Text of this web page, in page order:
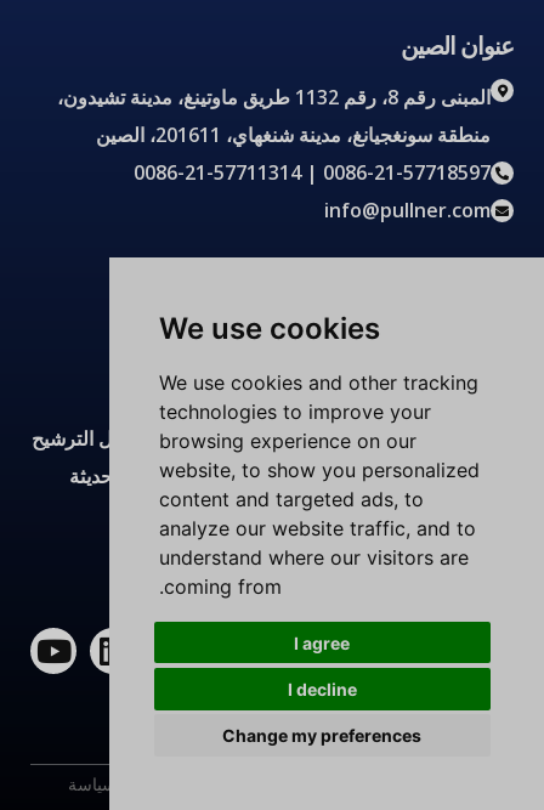
We use cookies
We use cookies and other tracking
technologies to improve your
browsing experience on our
website, to show you personalized
content and targeted ads, to
analyze our website traffic, and to
understand where our visitors are
coming from.
I agree
I decline
Change my preferences
تقوم شركة شنغهاي بولنر بتطوير وتصنيع وتوريد حلول الترشيح
المتقدمة من خلال إنتاج غرف الأبحاث والمختبرات الحديثة
والمعدات القوية والفرق الفنية الخبيرة.
الأعلى تقييماً على موقع Trustpilot
ي
س
ب
ك
س
ل
ي
د
إ
ي
و
و
عنوان الصين
المبنى رقم 8، رقم 1132 طريق ماوتينغ، مدينة تشيدون،
منطقة سونغجيانغ، مدينة شنغهاي، 201611، الصين
0086-21-57718597 | 0086-21-57711314
info@pullner.com
سياسة
Need Help?Chat with us
English